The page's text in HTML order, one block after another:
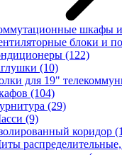
шкафы и
блоки и
(122)
(10)
для 19"
(104)
(29)
(9)
коридор
распределительные,